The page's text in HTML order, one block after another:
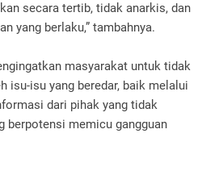
secara tertib, tidak anarkis, dan
yang berlaku,” tambahnya.
masyarakat untuk tidak
isu-isu yang beredar, baik melalui
dari pihak yang tidak
berpotensi memicu gangguan